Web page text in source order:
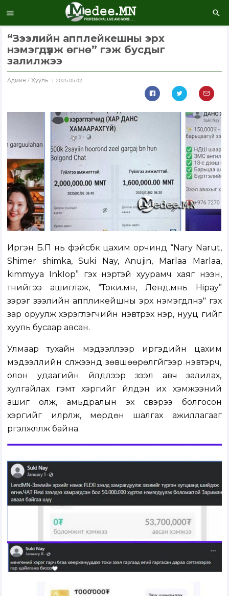
“Зээлийн апплейкешны эрх
нэмэгдүүлж өгнө” гэж бусдыг
залилжээ
Aдмин / Хууль 2025.05.02
Иргэн Б.П нь фэйсбүүк цахим орчинд “Nary Narut,
Shimer shimka, Suki Nay, Anujin, Marlaa Marlaa,
kimmyya InkIop” гэх нэртэй хуурамч хаяг нээн,
түүнийгээ ашиглаж, “Токи.мн, Ленд.мнь Hipay”
зэрэг зээлийн аппликейшны эрх нэмэгдүүлнэ" гэх
зар оруулж хэрэглэгчийн нэвтрэх нэр, нууц үгийг
хууль бусаар авсан.
Улмаар тухайн мэдээллээр иргэдийн цахим
мэдээллийн сүлжээнд зөвшөөрөлгүйгээр нэвтэрч,
олон удаагийн үйлдлээр зээл авч залилах,
хулгайлах гэмт хэргийг үйлдэн их хэмжээний
ашиг олж, амьдралын эх үүсвэрээ болгосон
хэргийг илрүүлж, мөрдөн шалгах ажиллагааг
үргэлжлүүлж байна.